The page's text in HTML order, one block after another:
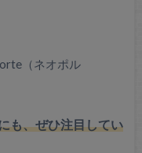
（ネオポル
も、ぜひ注目してい